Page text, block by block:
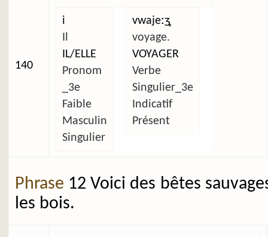
140
i
IL/ELLE
Pronom
_3e
Faible
Masculin
Singulier
vwajeːʒ̥
voyage.
VOYAGER
Verbe
Singulier_3e
Indicatif
Présent
Phrase 12 Voici des bêtes
les bois.